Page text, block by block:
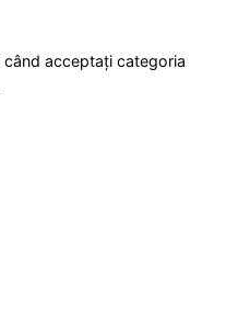
acceptați categoria